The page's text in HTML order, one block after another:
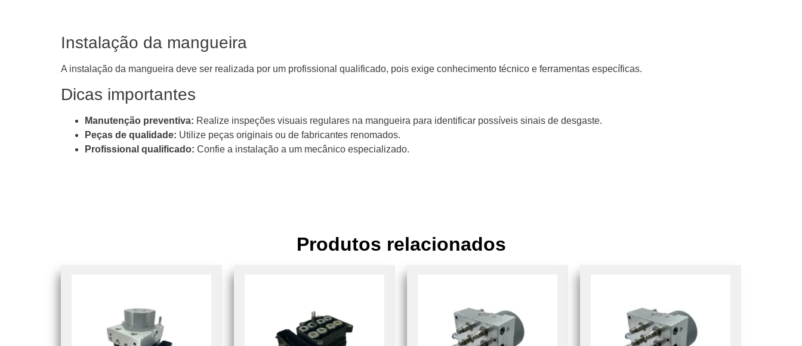
Instalação da mangueira
A instalação da mangueira deve ser realizada por um profissional qualificado, pois exige conhecimento técnico e ferramentas específicas.
Dicas importantes
Manutenção preventiva: Realize inspeções visuais regulares na mangueira para identificar possíveis sinais de desgaste.
Peças de qualidade: Utilize peças originais ou de fabricantes renomados.
Profissional qualificado: Confie a instalação a um mecânico especializado.
Produtos relacionados